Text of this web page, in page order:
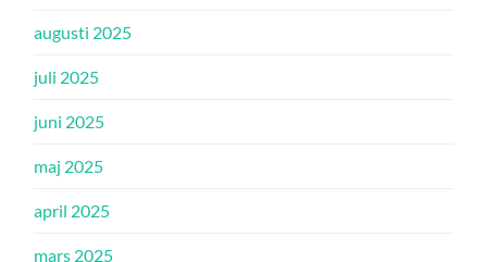
augusti 2025
juli 2025
juni 2025
maj 2025
april 2025
mars 2025